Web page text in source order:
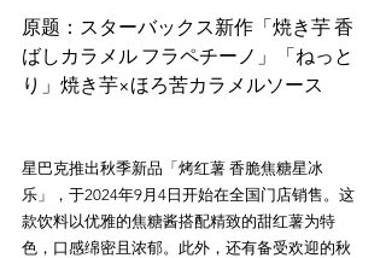
原题：スターバックス新作「焼き芋 香
ばしカラメル フラペチーノ」「ねっと
星巴克推出秋季新品「烤红薯 香脆焦糖星冰
乐」，于2024年9月4日开始在全国门店销售。这
款饮料以优雅的焦糖酱搭配精致的甜红薯为特
色，口感绵密且浓郁。此外，还有备受欢迎的秋